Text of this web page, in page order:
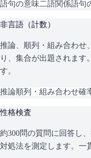
語句の意味二語関係語句
非言語（計数）
推論、順列・組み合わせ
り、集合が出題されます
す。
推論順列・組み合わせ確
性格検査
約300問の質問に回答し
対処法を測定します。一